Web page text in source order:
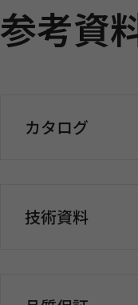
参考資
カタログ
技術資料